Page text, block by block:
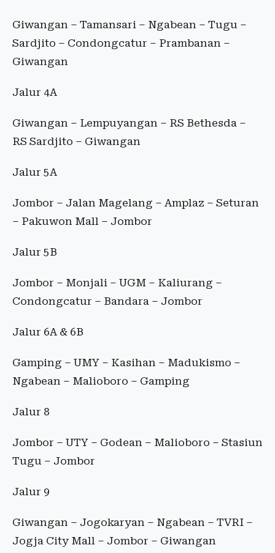
Giwangan – Tamansari – Ngabean – Tugu –
Sardjito – Condongcatur – Prambanan –
Giwangan
Jalur 4A
Giwangan – Lempuyangan – RS Bethesda –
RS Sardjito – Giwangan
Jalur 5A
Jombor – Jalan Magelang – Amplaz – Seturan
– Pakuwon Mall – Jombor
Jalur 5B
Jombor – Monjali – UGM – Kaliurang –
Condongcatur – Bandara – Jombor
Jalur 6A & 6B
Gamping – UMY – Kasihan – Madukismo –
Ngabean – Malioboro – Gamping
Jalur 8
Jombor – UTY – Godean – Malioboro – Stasiun
Tugu – Jombor
Jalur 9
Giwangan – Jogokaryan – Ngabean – TVRI –
Jogja City Mall – Jombor – Giwangan